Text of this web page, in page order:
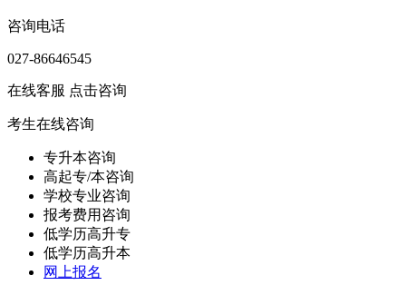
咨询电话
027-86646545
在线客服 点击咨询
考生在线咨询
专升本咨询
高起专/本咨询
学校专业咨询
报考费用咨询
低学历高升专
低学历高升本
网上报名